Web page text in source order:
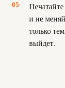
и не
только
выйдет.